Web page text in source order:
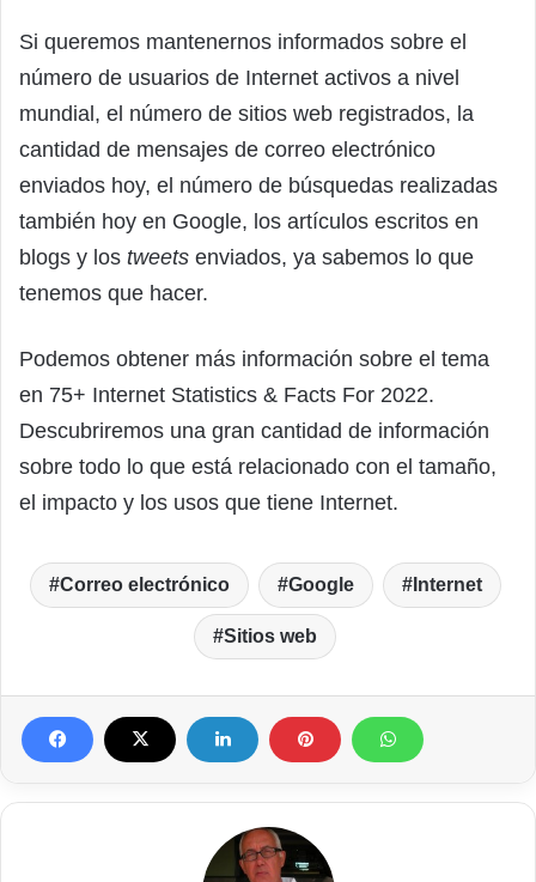
Si queremos mantenernos informados sobre el
número de usuarios de Internet activos a nivel
mundial, el número de sitios web registrados, la
cantidad de mensajes de correo electrónico
enviados hoy, el número de búsquedas realizadas
también hoy en Google, los artículos escritos en
blogs y los tweets enviados, ya sabemos lo que
tenemos que hacer.
Podemos obtener más información sobre el tema
en 75+ Internet Statistics & Facts For 2022.
Descubriremos una gran cantidad de información
sobre todo lo que está relacionado con el tamaño,
el impacto y los usos que tiene Internet.
Correo electrónico Google Internet
Sitios web